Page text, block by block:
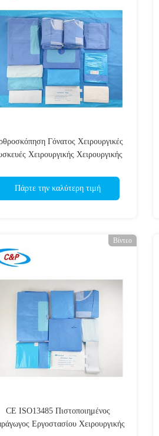
Γόνατος Χειρουργικές
Χειρουργικής Χειρουργικής
Πάρτε την καλύτερη τιμή
Βίντεο
CE ISO13485 Πιστοποιημένος
Εργοστασίου Χειρουργικής